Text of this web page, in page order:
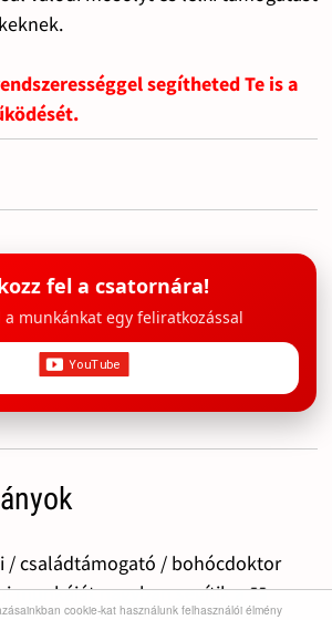
cookie-kat használunk felhasználói élmény
segítheted Te is a
fel a csatornára!
a munkánkat egy feliratkozással
/ családtámogató / bohócdoktor
munkáját nagyban segítik a 📖